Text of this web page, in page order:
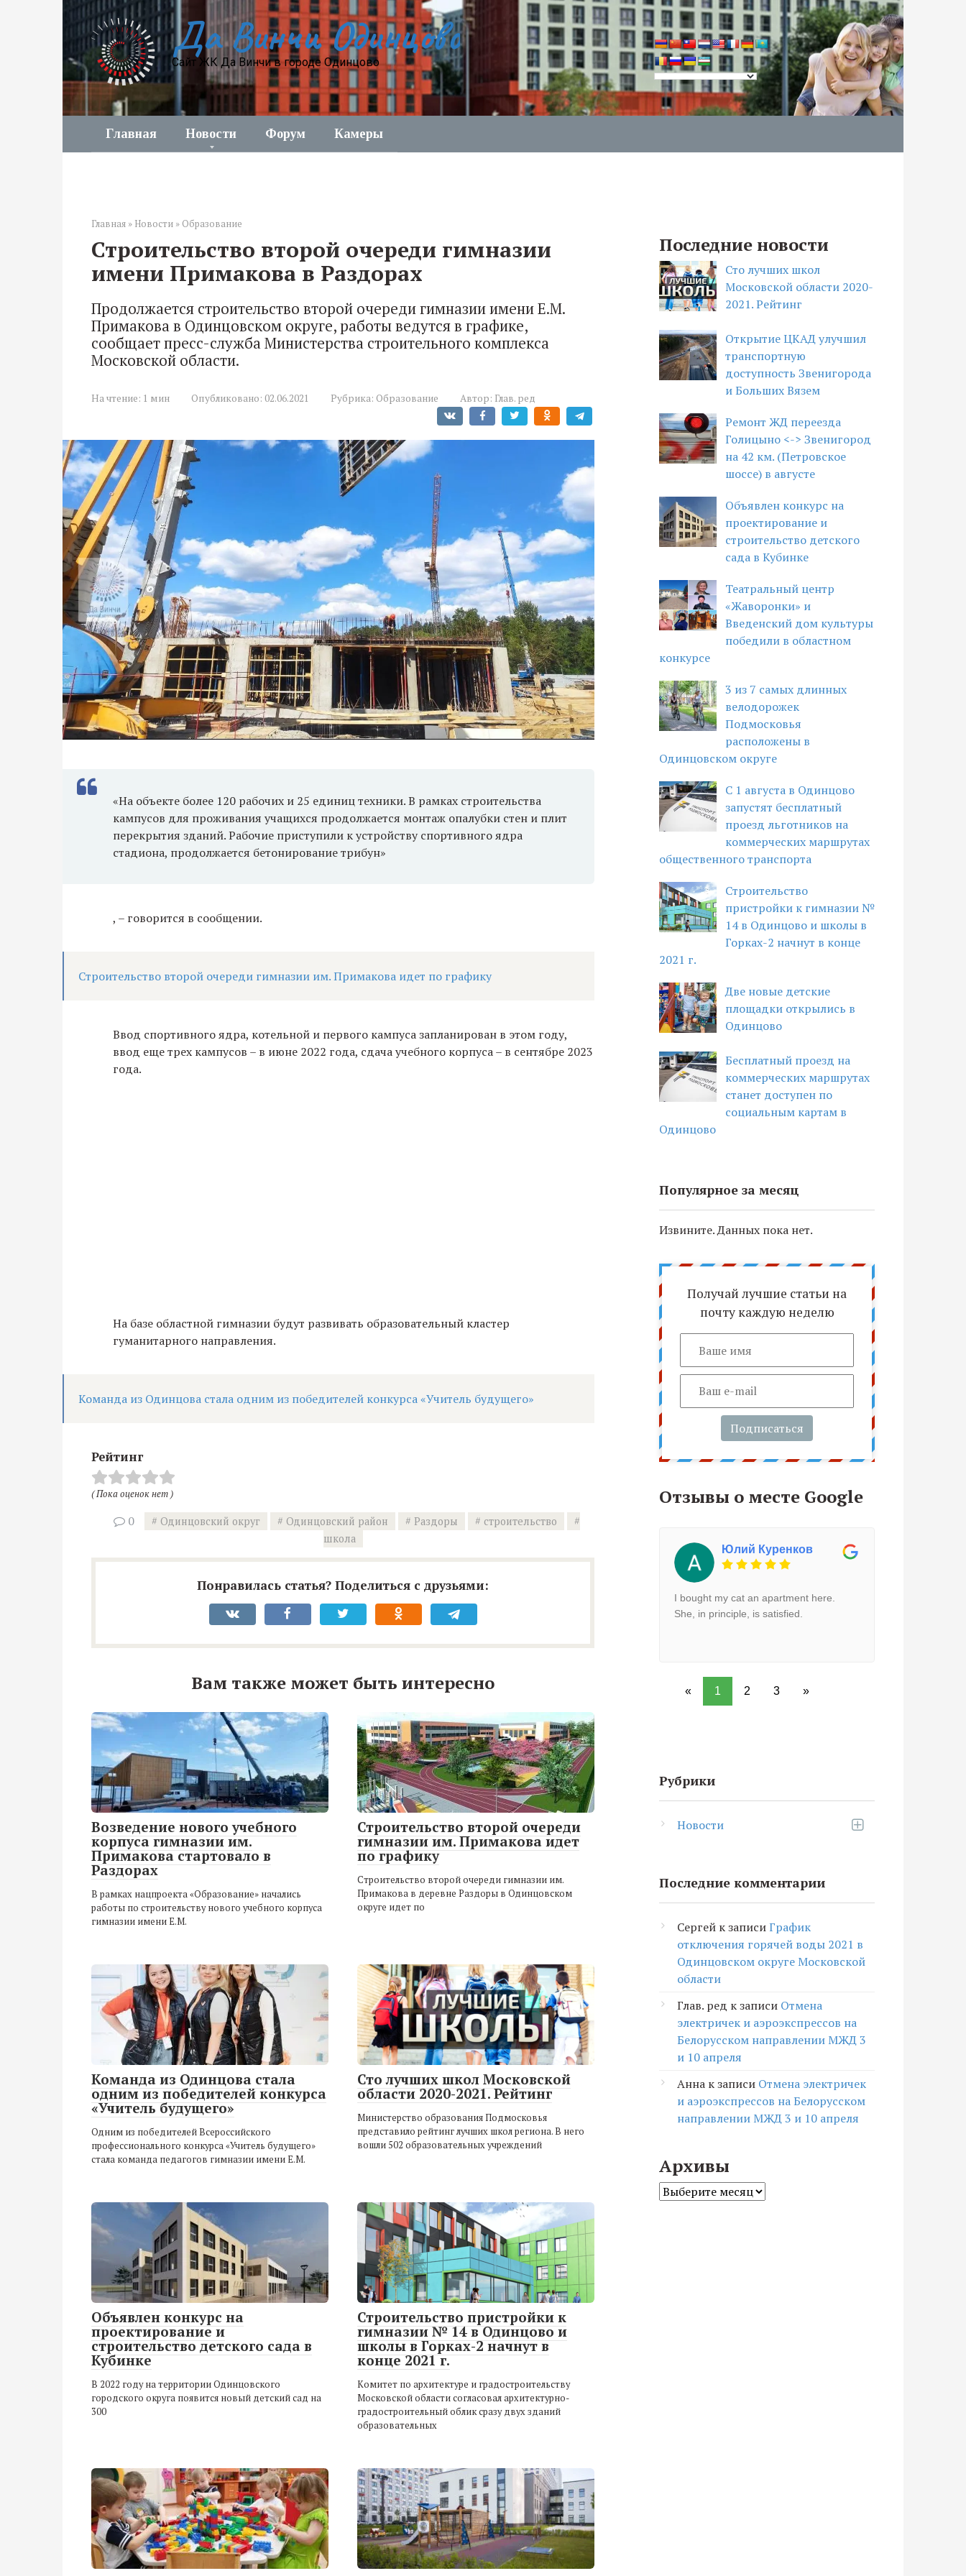
Да Винчи Одинцово
Сайт ЖК Да Винчи в городе Одинцово
Главная Новости Форум Камеры
Главная » Новости » Образование
Строительство второй очереди гимназии
имени Примакова в Раздорах
Продолжается строительство второй очереди гимназии имени Е.М.
Примакова в Одинцовском округе, работы ведутся в графике,
сообщает пресс-служба Министерства строительного комплекса
Московской области.
На чтение: 1 мин Опубликовано: 02.06.2021 Рубрика: Образование Автор: Глав. ред
«На объекте более 120 рабочих и 25 единиц техники. В рамках строительства
кампусов для проживания учащихся продолжается монтаж опалубки стен и плит
перекрытия зданий. Рабочие приступили к устройству спортивного ядра
стадиона, продолжается бетонирование трибун»
, – говорится в сообщении.
Строительство второй очереди гимназии им. Примакова идет по графику
Ввод спортивного ядра, котельной и первого кампуса запланирован в этом году,
ввод еще трех кампусов – в июне 2022 года, сдача учебного корпуса – в сентябре 2023
года.
На базе областной гимназии будут развивать образовательный кластер
гуманитарного направления.
Команда из Одинцова стала одним из победителей конкурса «Учитель будущего»
Рейтинг
( Пока оценок нет )
0 Одинцовский округ Одинцовский район Раздоры
строительство
школа
Понравилась статья? Поделиться с друзьями:
Вам также может быть интересно
Возведение нового учебного
корпуса гимназии им.
Примакова стартовало в
Раздорах
В рамках нацпроекта «Образование» начались
работы по строительству нового учебного корпуса
гимназии имени Е.М.
Строительство второй очереди
гимназии им. Примакова идет
по графику
Строительство второй очереди гимназии им.
Примакова в деревне Раздоры в Одинцовском
округе идет по
Команда из Одинцова стала
одним из победителей конкурса
«Учитель будущего»
Одним из победителей Всероссийского
профессионального конкурса «Учитель будущего»
стала команда педагогов гимназии имени Е.М.
Сто лучших школ Московской
области 2020-2021. Рейтинг
Министерство образования Подмосковья
представило рейтинг лучших школ региона. В него
вошли 502 образовательных учреждений
Объявлен конкурс на
проектирование и
строительство детского сада в
Кубинке
В 2022 году на территории Одинцовского
городского округа появится новый детский сад на
300
Строительство пристройки к
гимназии № 14 в Одинцово и
школы в Горках-2 начнут в
конце 2021 г.
Комитет по архитектуре и градостроительству
Московской области согласовал архитектурно-
градостроительный облик сразу двух зданий
образовательных
Последние новости
Сто лучших школ
Московской области 2020-
2021. Рейтинг
Открытие ЦКАД улучшил
транспортную
доступность Звенигорода
и Больших Вязем
Ремонт ЖД переезда
Голицыно <-> Звенигород
на 42 км. (Петровское
шоссе) в августе
Объявлен конкурс на
проектирование и
строительство детского
сада в Кубинке
Театральный центр
«Жаворонки» и
Введенский дом культуры
победили в областном
конкурсе
3 из 7 самых длинных
велодорожек
Подмосковья
расположены в
Одинцовском округе
С 1 августа в Одинцово
запустят бесплатный
проезд льготников на
коммерческих маршрутах
общественного транспорта
Строительство
пристройки к гимназии №
14 в Одинцово и школы в
Горках-2 начнут в конце
2021 г.
Две новые детские
площадки открылись в
Одинцово
Бесплатный проезд на
коммерческих маршрутах
станет доступен по
социальным картам в
Одинцово
Популярное за месяц
Извините. Данных пока нет.
Получай лучшие статьи на
почту каждую неделю
Подписаться
Отзывы о месте Google
Юлий Куренков
I bought my cat an apartment here.
She, in principle, is satisfied.
« 1 2 3 »
Рубрики
Новости
Последние комментарии
Сергей к записиГрафик
отключения горячей воды 2021 в
Одинцовском округе Московской
области
Глав. ред к записи Отмена
электричек и аэроэкспрессов на
Белорусском направлении МЖД 3
и 10 апреля
Анна к записи Отмена электричек
и аэроэкспрессов на Белорусском
направлении МЖД 3 и 10 апреля
Архивы
Архивы